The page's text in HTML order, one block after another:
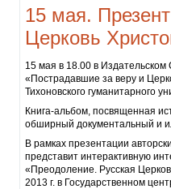
15 мая.
Церковь
15 мая в 18.00 в Издательском
«Пострадавшие за веру и
Тихоновского гуманитарного
Книга-альбом, посвященная
обширный документальный и
В рамках презентации
представит интерактивную
«Преодоление. Русская
2013 г. в Государственном